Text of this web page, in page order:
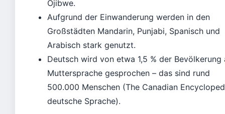
Ojibwe.
Aufgrund der Einwanderung werden in den
Großstädten Mandarin, Punjabi, Spanisch und
Arabisch stark genutzt.
Deutsch wird von etwa 1,5 % der Bevölkerung
Muttersprache gesprochen – das sind rund
500.000 Menschen (The Canadian
deutsche Sprache).